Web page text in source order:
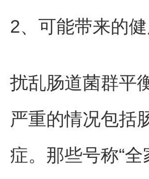
2、可能带来的
扰乱肠道菌群平
严重的情况包括
症。那些号称“